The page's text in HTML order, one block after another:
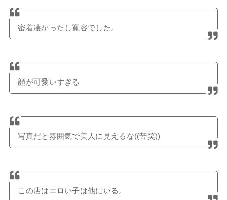
密着凄かったし寛容でした。
顔が可愛いすぎる
写真だと雰囲気で美人に見えるな((苦笑))
この店はエロい子は他にいる。